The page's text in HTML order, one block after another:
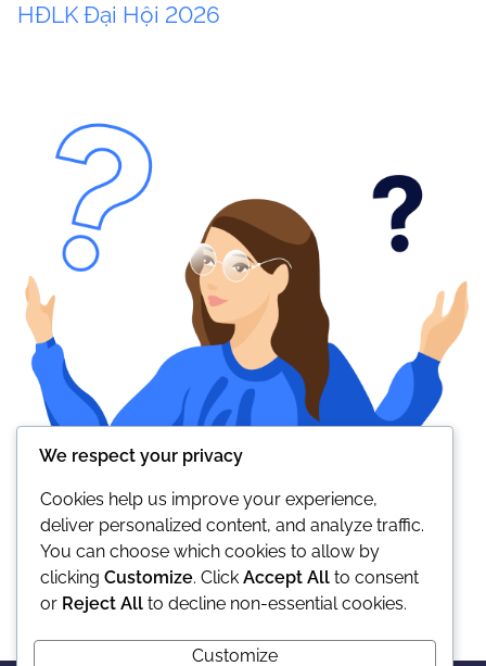
HĐLKĐại Hội 2026
We respect your privacy
Cookies help us improve your experience,
deliver personalized content, and analyze traffic.
You can choose which cookies to allow by
clicking Customize. Click Accept All to consent
or Reject All to decline non-essential cookies.
Customize